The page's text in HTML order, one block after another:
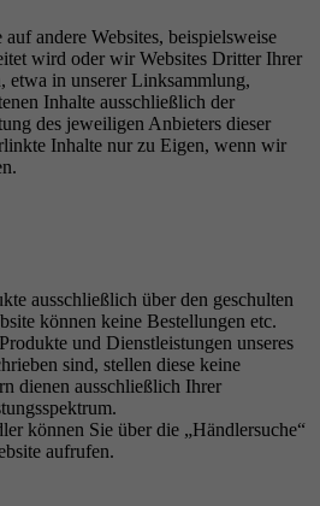
andere Websites, beispielsweise
wird oder wir Websites Dritter Ihrer
etwa in unserer Linksammlung,
Inhalte ausschließlich der
des jeweiligen Anbieters dieser
Inhalte nur zu Eigen, wenn wir
ausschließlich über den geschulten
können keine Bestellungen etc.
und Dienstleistungen unseres
sind, stellen diese keine
dienen ausschließlich Ihrer
können Sie über die „Händlersuche“
aufrufen.